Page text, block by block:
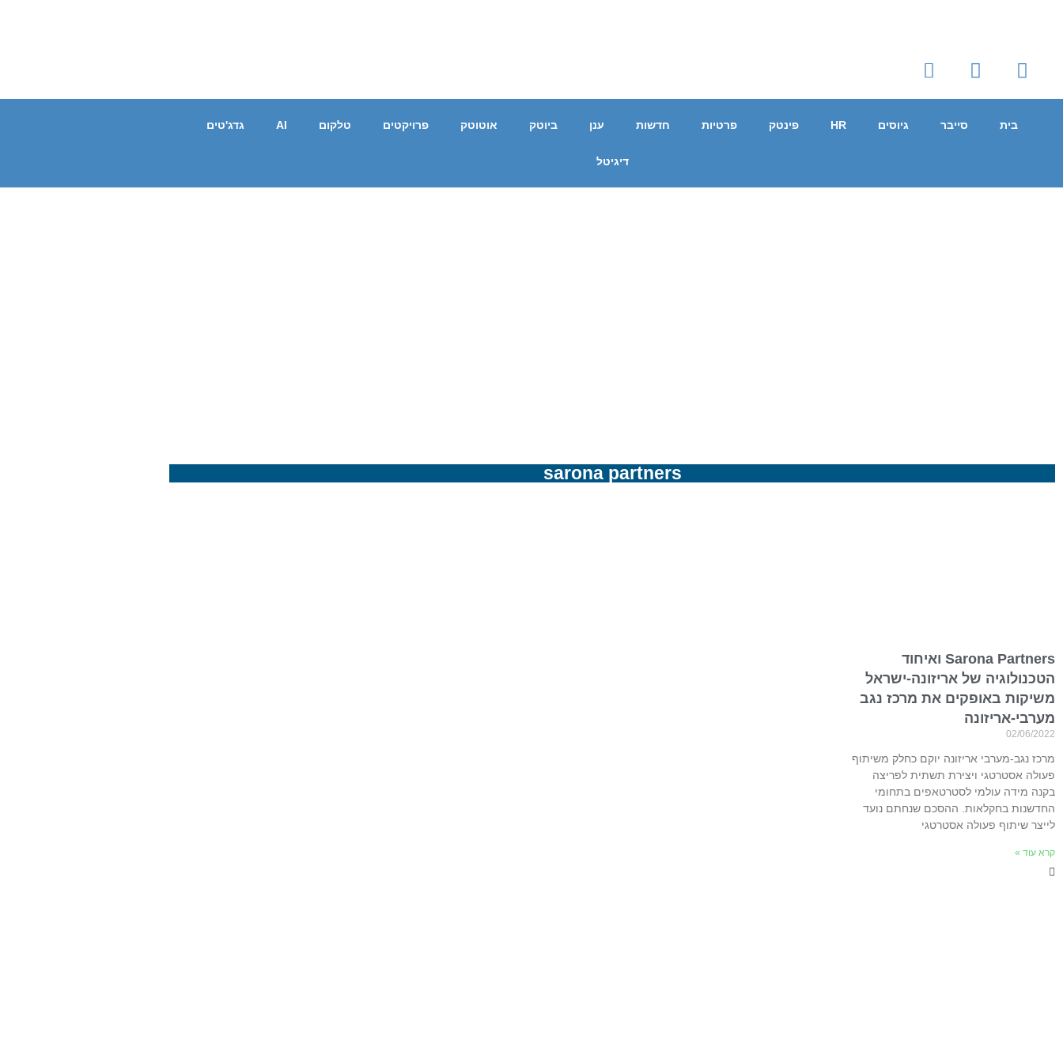
בית סייבר גיוסים HR פינטק פרטיות חדשות ענן ביוטק אוטוטק פרויקטים טלקום AI גדג'טים
דיגיטל
sarona partners
Sarona Partners ואיחוד
הטכנולוגיה של אריזונה-ישראל
משיקות באופקים את מרכז נגב
מערבי-אריזונה
02/06/2022
מרכז נגב-מערבי אריזונה יוקם כחלק משיתוף
פעולה אסטרטגי ויצירת תשתית לפריצה
בקנה מידה עולמי לסטרטאפים בתחומי
החדשנות בחקלאות. ההסכם שנחתם נועד
לייצר שיתוף פעולה אסטרטגי
קרא עוד »